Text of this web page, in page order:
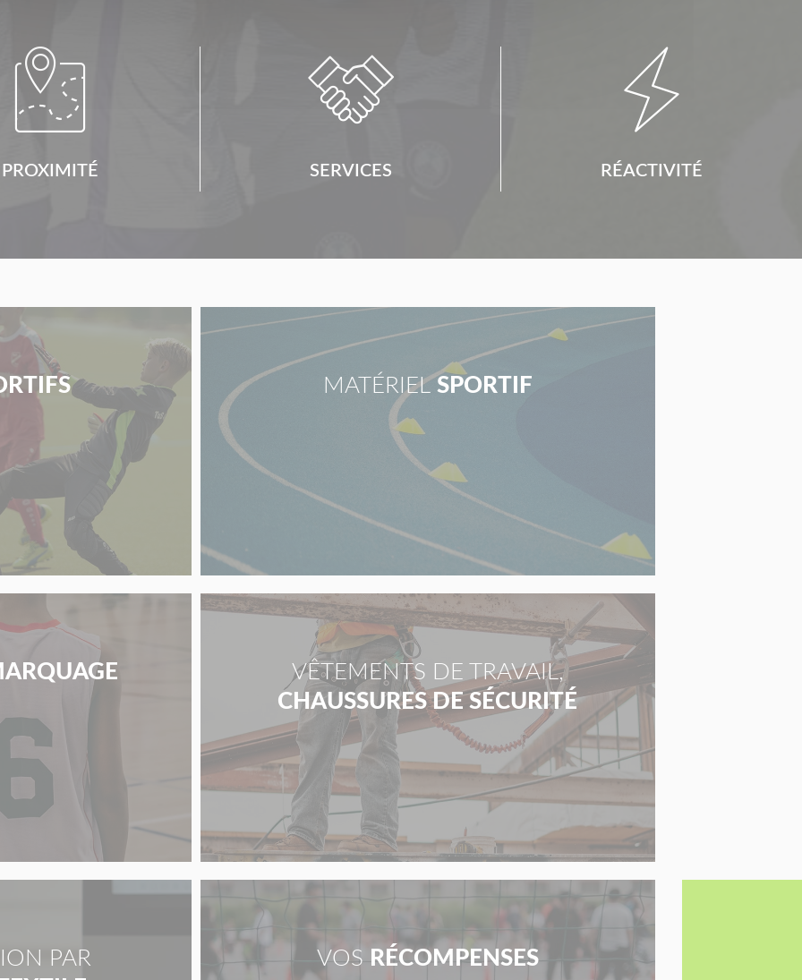

PROXIMITÉ

SERVICES

RÉACTIVITÉ
MATÉRIEL SPORTIF
VÊTEMENTS DE TRAVAIL,
CHAUSSURES DE SÉCURITÉ
PAR
VOS RÉCOMPENSES